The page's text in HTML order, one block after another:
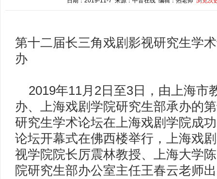
第十二届长三角戏剧影视研究生学
办
2019年11月2日至3日，由上海市
办、上海戏剧学院研究生部承办的
研究生学术论坛在上海戏剧学院成
论坛开幕式在佛西楼举行，上海戏
视学院院长厉震林教授、上海大学
院研究生部办公室主任王春云老师